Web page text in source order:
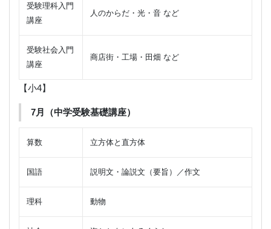
受験理科入門
講座
人のからだ・光・音 など
受験社会入門
講座
商店街・工場・田畑 など
【小4】
7月（中学受験基礎講座）
算数 立方体と直方体
国語 説明文・論説文（要旨）／作文
理科 動物